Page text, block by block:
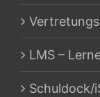
LMS –
Schuldock/